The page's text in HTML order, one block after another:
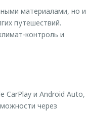
материалами, но и
путешествий.
контроль и
и Android Auto,
через